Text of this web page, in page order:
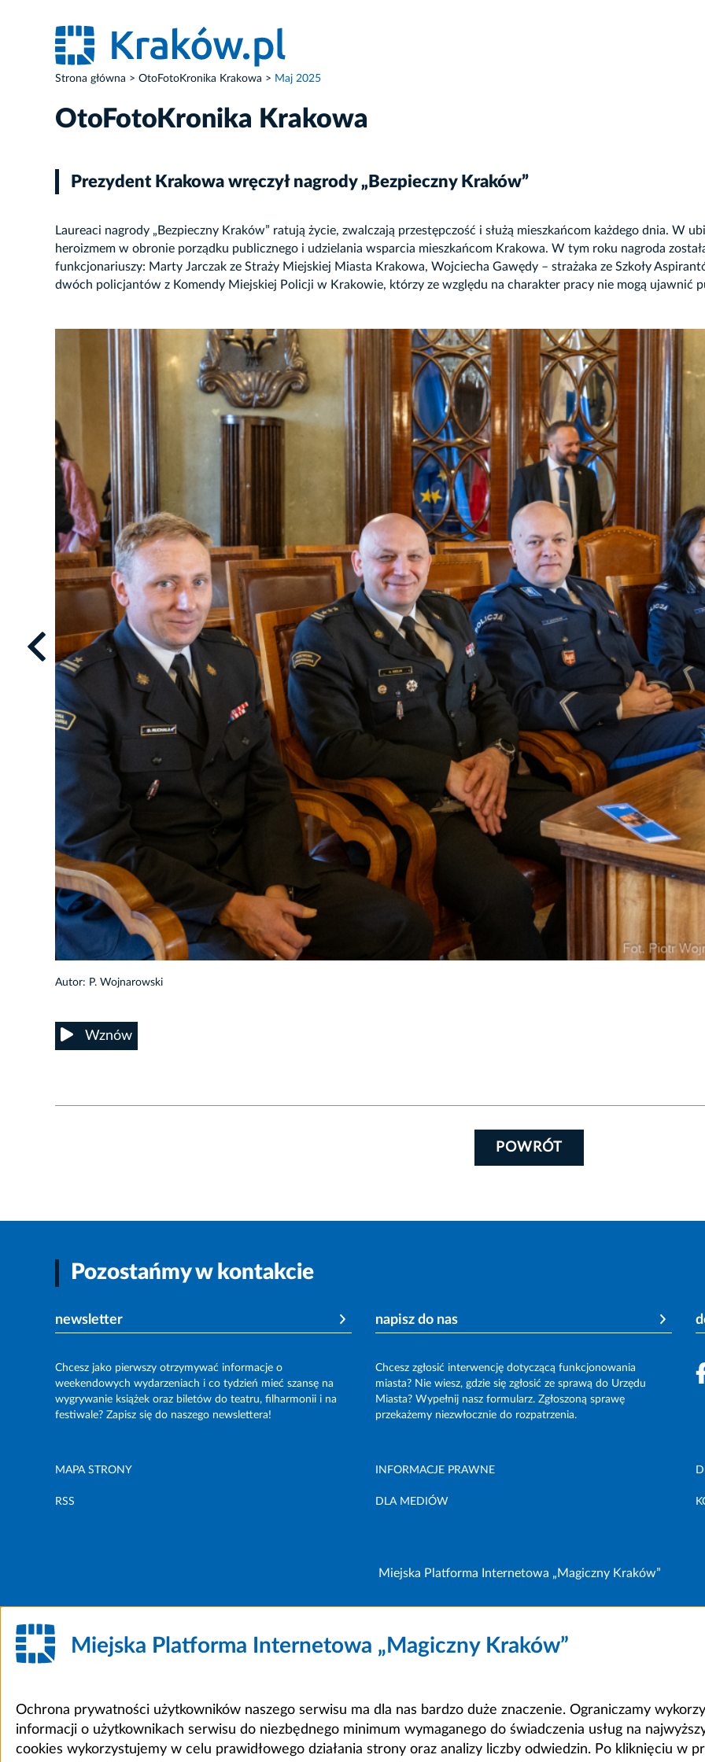
Strona główna OtoFotoKronika Krakowa Maj 2025
OtoFotoKronika Krakowa
Prezydent Krakowa wręczył nagrody „Bezpieczny Kraków”
Laureaci nagrody „Bezpieczny Kraków” ratują życie, zwalczają przestępczość i służą mieszkańcom każdego dnia. W
heroizmem w obronie porządku publicznego i udzielania wsparcia mieszkańcom Krakowa. W tym roku nagroda
funkcjonariuszy: Marty Jarczak ze Straży Miejskiej Miasta Krakowa, Wojciecha Gawędy – strażaka ze Szkoły
dwóch policjantów z Komendy Miejskiej Policji w Krakowie, którzy ze względu na charakter pracy nie mogą ujawnić
Autor: P. Wojnarowski
Wznów
POWRÓT
Pozostańmy w kontakcie
newsletter
Chcesz jako pierwszy otrzymywać informacje o
weekendowych wydarzeniach i co tydzień mieć szansę na
wygrywanie książek oraz biletów do teatru, filharmonii i na
festiwale? Zapisz się do naszego newslettera!
napisz do nas
Chcesz zgłosić interwencję dotyczącą funkcjonowania
miasta? Nie wiesz, gdzie się zgłosić ze sprawą do Urzędu
Miasta? Wypełnij nasz formularz. Zgłoszoną sprawę
przekażemy niezwłocznie do rozpatrzenia.
MAPA STRONY INFORMACJE PRAWNE
RSS DLA MEDIÓW
Miejska Platforma Internetowa „Magiczny Kraków”
Miejska Platforma Internetowa „Magiczny Kraków”
Ochrona prywatności użytkowników naszego serwisu ma dla nas bardzo duże znaczenie. Ograniczamy
informacji o użytkownikach serwisu do niezbędnego minimum wymaganego do świadczenia usług na
cookies wykorzystujemy w celu prawidłowego działania strony oraz analizy liczby odwiedzin. Po kliknięciu w